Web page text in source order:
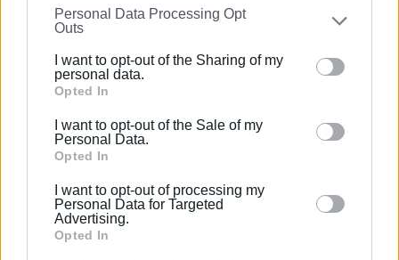
on theIAB’s List of Downstream Participants
that may
further disclose it to other third parties.
Please note that this website/app uses one or more
Google services and may gather and store information
behaviour. You may click to grant or deny consent to
Google and its third-party tags to use your data for
section.
Personal Data Processing Opt
Outs
I want to opt-out of the Sharing of my
personal data.
Opted In
I want to opt-out of the Sale of my
Personal Data.
Opted In
I want to opt-out of processing my
Personal Data for Targeted
Advertising.
Opted In